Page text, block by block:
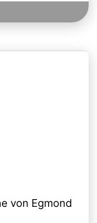
von Egmond